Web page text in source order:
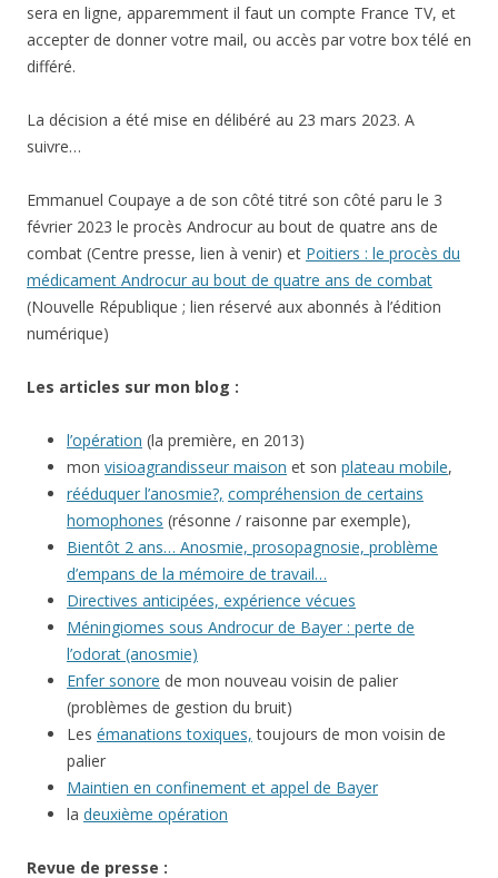
sera en ligne, apparemment il faut un compte France TV, et
accepter de donner votre mail, ou accès par votre box télé en
différé.
La décision a été mise en délibéré au 23 mars 2023. A
suivre…
Emmanuel Coupaye a de son côté titré son côté paru le 3
février 2023 le procès Androcur au bout de quatre ans de
combat (Centre presse, lien à venir) et Poitiers : le procès du
médicament Androcur au bout de quatre ans de combat
(Nouvelle République ; lien réservé aux abonnés à l’édition
numérique)
Les articles sur mon blog :
l’opération (la première, en 2013)
mon visioagrandisseur maison et son plateau mobile,
rééduquer l’anosmie?, compréhension de certains
homophones (résonne / raisonne par exemple),
Bientôt 2 ans… Anosmie, prosopagnosie, problème
d’empans de la mémoire de travail…
Directives anticipées, expérience vécues
Méningiomes sous Androcur de Bayer : perte de
l’odorat (anosmie)
Enfer sonore de mon nouveau voisin de palier
(problèmes de gestion du bruit)
Les émanations toxiques, toujours de mon voisin de
palier
Maintien en confinement et appel de Bayer
la deuxième opération
Revue de presse :